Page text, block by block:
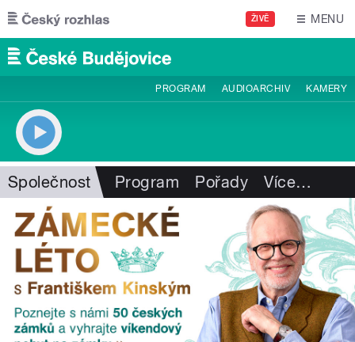
Přejít k hlavnímu obsahu
ŽIVĚ MENU
PROGRAM AUDIOARCHIV KAMERY
Společnost Program Pořady Více…